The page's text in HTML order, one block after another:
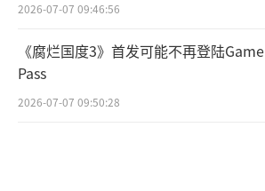
2026-07-07 09:46:56
《腐烂国度3》首发可能不再登陆Game
Pass
2026-07-07 09:50:28